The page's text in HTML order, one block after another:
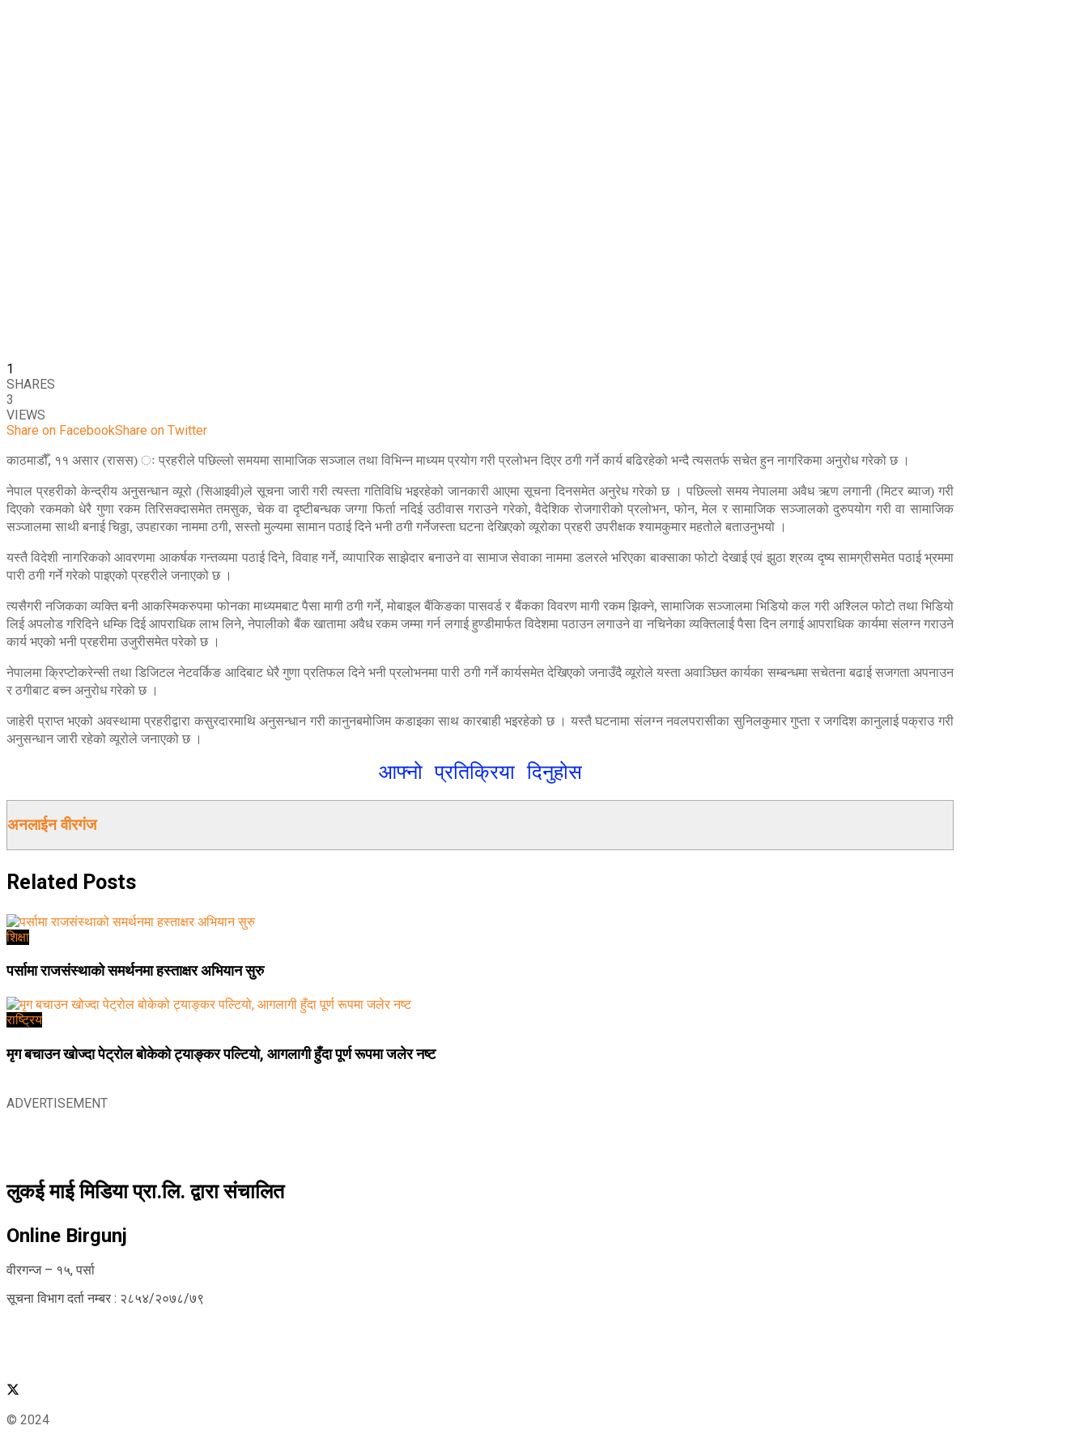
1
SHARES
3
VIEWS
Share on FacebookShare on Twitter
काठमाडौँ, ११ असार (रासस) ः प्रहरीले पछिल्लो समयमा सामाजिक सञ्जाल तथा विभिन्न माध्यम प्रयोग गरी प्रलोभन दिएर ठगी गर्ने कार्य बढिरहेको भन्दै त्यसतर्फ सचेत हुन नागरिकमा अनुरोध गरेको छ ।
नेपाल प्रहरीको केन्द्रीय अनुसन्धान व्यूरो (सिआइवी)ले सूचना जारी गरी त्यस्ता गतिविधि भइरहेको जानकारी आएमा सूचना दिनसमेत अनुरेध गरेको छ । पछिल्लो समय नेपालमा अवैध ऋण लगानी (मिटर ब्याज) गरी
दिएको रकमको धेरै गुणा रकम तिरिसक्दासमेत तमसुक, चेक वा दृष्टीबन्धक जग्गा फिर्ता नदिई उठीवास गराउने गरेको, वैदेशिक रोजगारीको प्रलोभन, फोन, मेल र सामाजिक सञ्जालको दुरुपयोग गरी वा सामाजिक
सञ्जालमा साथी बनाई चिठ्ठा, उपहारका नाममा ठगी, सस्तो मुल्यमा सामान पठाई दिने भनी ठगी गर्नेजस्ता घटना देखिएको व्यूरोका प्रहरी उपरीक्षक श्यामकुमार महतोले बताउनुभयो ।
यस्तै विदेशी नागरिकको आवरणमा आकर्षक गन्तव्यमा पठाई दिने, विवाह गर्ने, व्यापारिक साझेदार बनाउने वा सामाज सेवाका नाममा डलरले भरिएका बाक्साका फोटो देखाई एवं झुठा श्रव्य दृष्य सामग्रीसमेत पठाई भ्रममा
पारी ठगी गर्ने गरेको पाइएको प्रहरीले जनाएको छ ।
त्यसैगरी नजिकका व्यक्ति बनी आकस्मिकरुपमा फोनका माध्यमबाट पैसा मागी ठगी गर्ने, मोबाइल बैंकिङका पासवर्ड र बैंकका विवरण मागी रकम झिक्ने, सामाजिक सञ्जालमा भिडियो कल गरी अश्लिल फोटो तथा भिडियो
लिई अपलोड गरिदिने धम्कि दिई आपराधिक लाभ लिने, नेपालीको बैंक खातामा अवैध रकम जम्मा गर्न लगाई हुण्डीमार्फत विदेशमा पठाउन लगाउने वा नचिनेका व्यक्तिलाई पैसा दिन लगाई आपराधिक कार्यमा संलग्न गराउने
कार्य भएको भनी प्रहरीमा उजुरीसमेत परेको छ ।
नेपालमा क्रिप्टोकरेन्सी तथा डिजिटल नेटवर्किङ आदिबाट धेरै गुणा प्रतिफल दिने भनी प्रलोभनमा पारी ठगी गर्ने कार्यसमेत देखिएको जनाउँदै व्यूरोले यस्ता अवाञ्छित कार्यका सम्बन्धमा सचेतना बढाई सजगता अपनाउन
र ठगीबाट बच्न अनुरोध गरेको छ ।
जाहेरी प्राप्त भएको अवस्थामा प्रहरीद्वारा कसुरदारमाथि अनुसन्धान गरी कानुनबमोजिम कडाइका साथ कारबाही भइरहेको छ । यस्तै घटनामा संलग्न नवलपरासीका सुनिलकुमार गुप्ता र जगदिश कानुलाई पक्राउ गरी
अनुसन्धान जारी रहेको व्यूरोले जनाएको छ ।
आफ्नो प्रतिक्रिया दिनुहोस
अनलाईन वीरगंज
Related Posts
शिक्षा
पर्सामा राजसंस्थाको समर्थनमा हस्ताक्षर अभियान सुरु
राष्ट्रिय
मृग बचाउन खोज्दा पेट्रोल बोकेको ट्याङ्कर पल्टियो, आगलागी हुँदा पूर्ण रूपमा जलेर नष्ट
ADVERTISEMENT
लुकई माई मिडिया प्रा.लि. द्वारा संचालित
Online Birgunj
वीरगन्ज – १५, पर्सा
सूचना विभाग दर्ता नम्बर : २८५४/२०७८/७९
© 2024